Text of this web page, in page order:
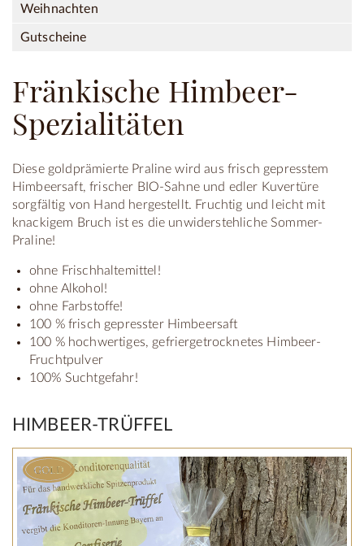
Weihnachten
Gutscheine
Fränkische Himbeer-
Spezialitäten
Diese goldprämierte Praline wird aus frisch gepresstem
Himbeersaft, frischer BIO-Sahne und edler Kuvertüre
sorgfältig von Hand hergestellt. Fruchtig und leicht mit
knackigem Bruch ist es die unwiderstehliche Sommer-
Praline!
ohne Frischhaltemittel!
ohne Alkohol!
ohne Farbstoffe!
100 % frisch gepresster Himbeersaft
100 % hochwertiges, gefriergetrocknetes Himbeer-
Fruchtpulver
100% Suchtgefahr!
HIMBEER-TRÜFFEL